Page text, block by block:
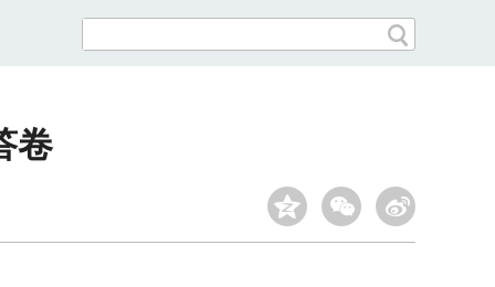
卷